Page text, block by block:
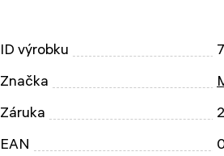
ID výrobku
Značka
Záruka
EAN